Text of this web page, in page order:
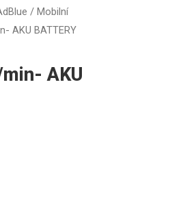
/ Mobilní
AKU BATTERY
AKU